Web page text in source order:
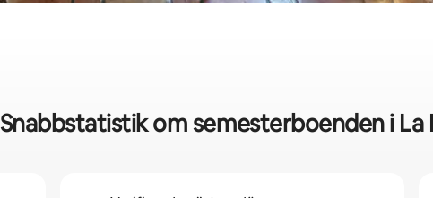
Snabbstatistik om semesterboenden i La